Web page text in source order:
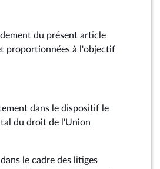
du présent article
proportionnées à l'objectif
dans le dispositif le
du droit de l'Union
le cadre des litiges